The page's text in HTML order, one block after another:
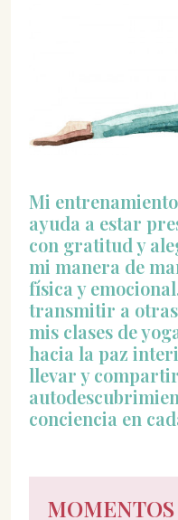
Mi
ayuda a estar
con gratitud y
mi manera de
física y
transmitir a otras
mis clases de
hacia la paz
llevar y
conciencia en